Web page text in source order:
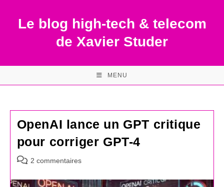
contentLe blog high-tech & telecom
de Xavier Studer
MENU
OpenAI lance un GPT critique
pour corriger GPT-4
Commentaires
la
2 commentaires